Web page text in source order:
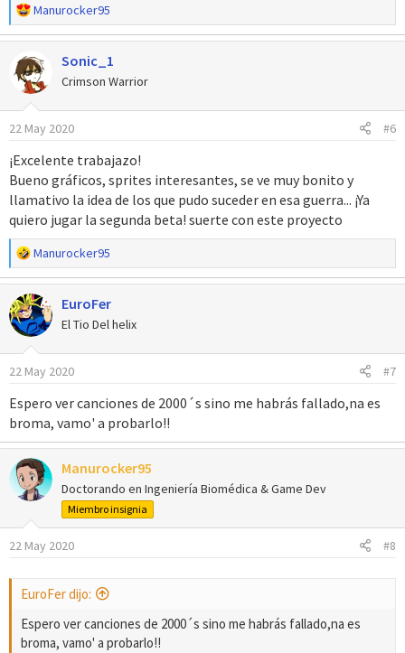
R
e
a
c
c
i
o
n
s
:
Manurocker95
Sonic_1
Crimson Warrior
22 May 2020 #6
¡Excelente trabajazo!
Bueno gráficos, sprites interesantes, se ve muy bonito y
llamativo la idea de los que pudo suceder en esa guerra... ¡Ya
quiero jugar la segunda beta! suerte con este proyecto
R
e
a
c
c
i
o
n
s
:
Manurocker95
EuroFer
El Tio Del helix
22 May 2020 #7
Espero ver canciones de 2000´s sino me habrás fallado,na es
broma, vamo' a probarlo!!
Manurocker95
Doctorando en Ingeniería Biomédica & Game Dev
Miembro insignia
22 May 2020 #8
EuroFer dijo:
Espero ver canciones de 2000´s sino me habrás fallado,na es
broma, vamo' a probarlo!!